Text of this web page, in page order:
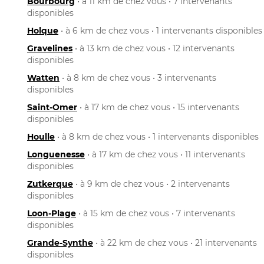
disponibles
Holque • à 6 km de chez vous • 1 intervenants disponibles
Gravelines • à 13 km de chez vous • 12 intervenants
disponibles
Watten • à 8 km de chez vous • 3 intervenants
disponibles
Saint-Omer • à 17 km de chez vous • 15 intervenants
disponibles
Houlle • à 8 km de chez vous • 1 intervenants disponibles
Longuenesse • à 17 km de chez vous • 11 intervenants
disponibles
Zutkerque • à 9 km de chez vous • 2 intervenants
disponibles
Loon-Plage • à 15 km de chez vous • 7 intervenants
disponibles
Grande-Synthe • à 22 km de chez vous • 21 intervenants
disponibles